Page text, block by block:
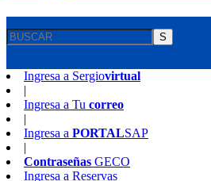
S
Ingresa a Sergiovirtual
|
Ingresa a Tu correo
|
Ingresa a PORTALSAP
|
Contraseñas GECO
Ingresa a Reservas